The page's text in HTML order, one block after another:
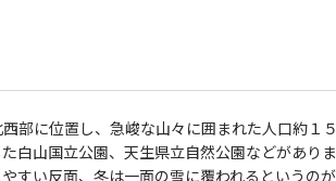
部に位置し、急峻な山々に囲まれた人口約１
白山国立公園、天生県立自然公園などがあり
すい反面、冬は一面の雪に覆われるというの